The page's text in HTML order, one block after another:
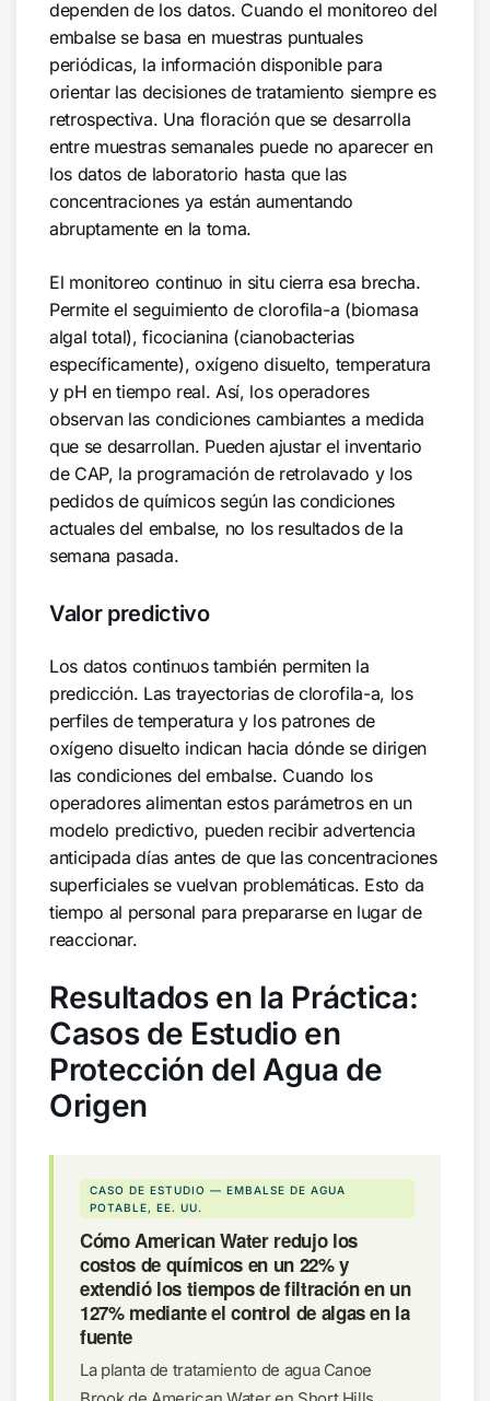
dependen de los datos. Cuando el monitoreo del
embalse se basa en muestras puntuales
periódicas, la información disponible para
orientar las decisiones de tratamiento siempre es
retrospectiva. Una floración que se desarrolla
entre muestras semanales puede no aparecer en
los datos de laboratorio hasta que las
concentraciones ya están aumentando
abruptamente en la toma.
El monitoreo continuo in situ cierra esa brecha.
Permite el seguimiento de clorofila-a (biomasa
algal total), ficocianina (cianobacterias
específicamente), oxígeno disuelto, temperatura
y pH en tiempo real. Así, los operadores
observan las condiciones cambiantes a medida
que se desarrollan. Pueden ajustar el inventario
de CAP, la programación de retrolavado y los
pedidos de químicos según las condiciones
actuales del embalse, no los resultados de la
semana pasada.
Valor predictivo
Los datos continuos también permiten la
predicción. Las trayectorias de clorofila-a, los
perfiles de temperatura y los patrones de
oxígeno disuelto indican hacia dónde se dirigen
las condiciones del embalse. Cuando los
operadores alimentan estos parámetros en un
modelo predictivo, pueden recibir advertencia
anticipada días antes de que las concentraciones
superficiales se vuelvan problemáticas. Esto da
tiempo al personal para prepararse en lugar de
reaccionar.
Resultados en la Práctica:
Casos de Estudio en
Protección del Agua de
Origen
CASO DE ESTUDIO — EMBALSE DE AGUA
POTABLE, EE. UU.
Cómo American Water redujo los
costos de químicos en un 22% y
extendió los tiempos de filtración en un
127% mediante el control de algas en la
fuente
La planta de tratamiento de agua Canoe